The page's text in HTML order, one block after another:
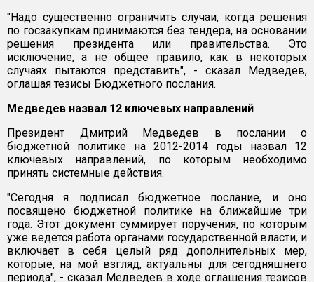
"Надо существенно ограничить случаи, когда решения
по госзакупкам принимаются без тендера, на основании
решения президента или правительства. Это
исключение, а не общее правило, как в некоторых
случаях пытаются представить", - сказал Медведев,
оглашая тезисы Бюджетного послания.
Медведев назвал 12 ключевых направлений
Президент Дмитрий Медведев в послании о
бюджетной политике на 2012-2014 годы назвал 12
ключевых направлений, по которым необходимо
принять системные действия.
"Сегодня я подписал бюджетное послание, и оно
посвящено бюджетной политике на ближайшие три
года. Этот документ суммирует поручения, по которым
уже ведется работа органами государственной власти, и
включает в себя целый ряд дополнительных мер,
которые, на мой взгляд, актуальны для сегодняшнего
периода", - сказал Медведев в ходе оглашения тезисов